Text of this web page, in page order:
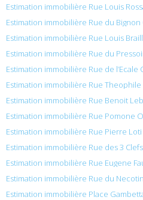
Estimation immobilière Rue Louis
Estimation immobilière Rue du Bignon
Estimation immobilière Rue Louis
Estimation immobilière Rue du
Estimation immobilière Rue de l’Ecale
Estimation immobilière Rue
Estimation immobilière Rue Benoit
Estimation immobilière Rue Pomone
Estimation immobilière Rue Pierre
Estimation immobilière Rue des 3
Estimation immobilière Rue Eugene
Estimation immobilière Rue du
Estimation immobilière Place